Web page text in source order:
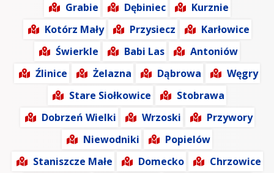
Grabie
Dębiniec
Kurznie
Kotórz Mały
Przysiecz
Karłowice
Świerkle
Babi Las
Antoniów
Źlinice
Żelazna Dąbrowa
Węgry
Stare Siołkowice
Stobrawa
Dobrzeń Wielki
Wrzoski
Przywory
Niewodniki
Popielów
Staniszcze Małe
Domecko
Chrzowice